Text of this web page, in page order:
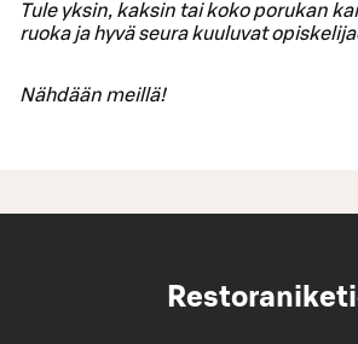
Tule yksin, kaksin tai koko porukan
ruoka ja hyvä seura kuuluvat
Nähdään meillä!